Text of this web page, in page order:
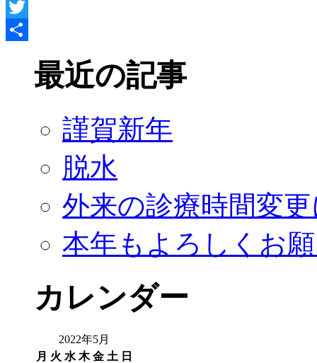
Facebook
Twitter
最近の記事
謹賀新年
脱水
外来の診療時間変
本年もよろしくお
カレンダー
2022年5月
月 火 水 木 金 土 日